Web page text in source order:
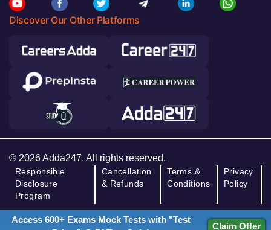
Discover Our Other Platforms
© 2026 Adda247. All rights reserved.
Responsible
Disclosure
Program
Cancellation
& Refunds
Terms &
Conditions
Privacy
Policy
Access 600+ Exams Mock Tests with "Test
Claim Offer